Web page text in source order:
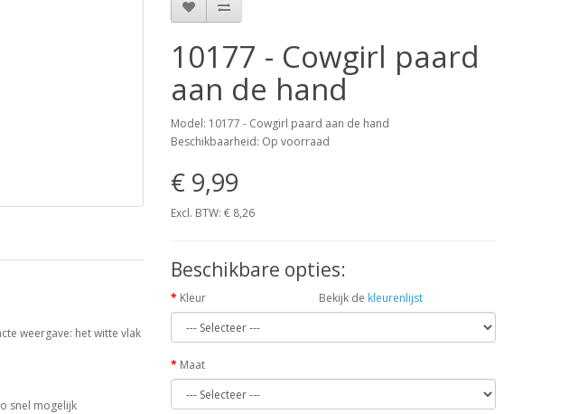
weergave: het witte vlak
snel mogelijk
10177 - Cowgirl paard
aan de hand
Model: 10177 - Cowgirl paard aan de hand
Beschikbaarheid: Op voorraad
€ 9,99
Excl. BTW: € 8,26
Beschikbare opties:
Kleur Bekijk de kleurenlijst
Maat